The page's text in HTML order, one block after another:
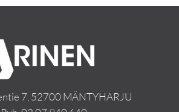
7, 52700 MÄNTYHARJU